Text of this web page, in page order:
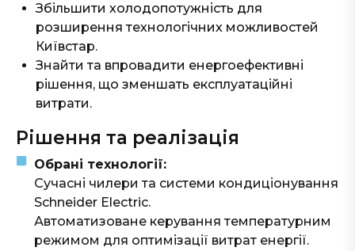
Збільшити холодопотужність для
розширення технологічних можливостей
Київстар.
Знайти та впровадити енергоефективні
рішення, що зменшать експлуатаційні
витрати.
Рішення та реалізація
Обрані технології:
Сучасні чилери та системи кондиціонування
Schneider Electric.
Автоматизоване керування температурним
режимом для оптимізації витрат енергії.